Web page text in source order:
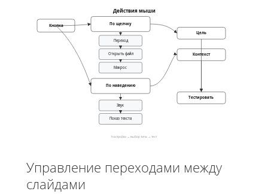
Действия мыши
Кнопка По щелчку
По наведению
Переход
Открыть файл
Макрос
Звук
Показ текста
Цель
Контекст
Тестировать
Настройка → выбор типа → тест
Управление переходами между
слайдами